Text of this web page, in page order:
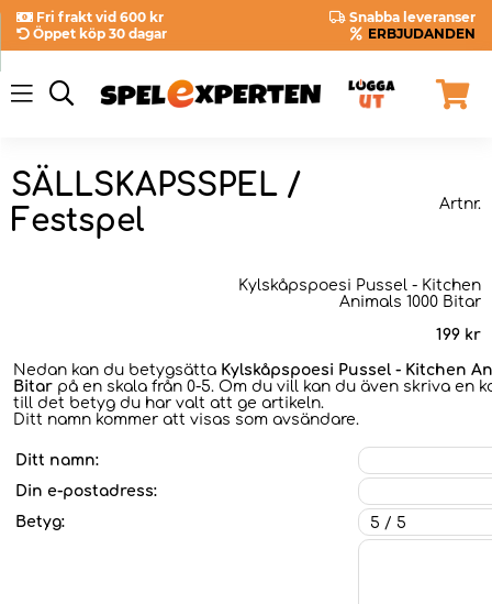
Fri frakt vid 600 kr
Snabba leveranser
Öppet köp 30 dagar
ERBJUDANDEN
SÄLLSKAPSSPEL /
Festspel
Artnr.
Kylskåpspoesi Pussel - Kitchen
Animals 1000 Bitar
199 kr
Nedan kan du betygsätta Kylskåpspoesi Pussel - Kitchen
Bitar på en skala från 0-5. Om du vill kan du även skriva en
till det betyg du har valt att ge artikeln.
Ditt namn kommer att visas som avsändare.
Ditt namn:
Din e-postadress:
Betyg: